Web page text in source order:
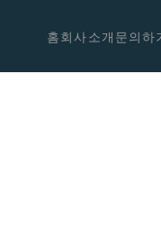
홈회사소개 문의하